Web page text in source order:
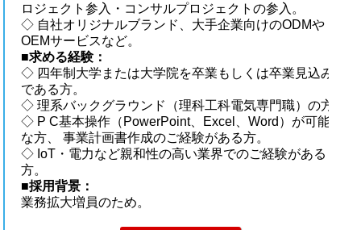
ロジェクト参入・コンサルプロジェクトの参入。
◇ 自社オリジナルブランド、大手企業向けのODMや
OEMサービスなど。
■求める経験：
◇ 四年制大学または大学院を卒業もしくは卒業見込み
である方。
◇ 理系バックグラウンド（理科工科電気専門職）の方
◇ P C基本操作（PowerPoint、Excel、Word）が可能
な方、 事業計画書作成のご経験がある方。
◇ IoT・電力など親和性の高い業界でのご経験がある
方。
■採用背景：
業務拡大増員のため。